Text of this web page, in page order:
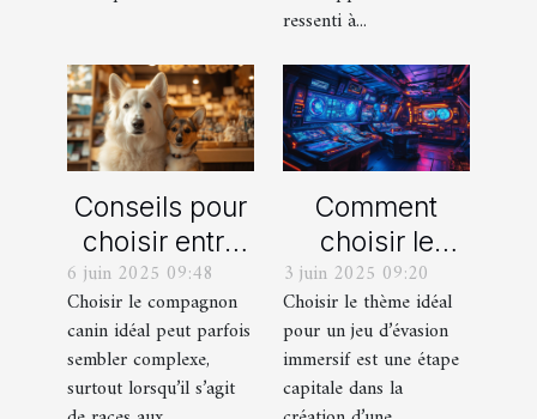
ressenti à...
Conseils pour
choisir entre
un berger
blanc suisse
et un berger
américain
6 juin 2025 09:48
Choisir le compagnon
canin idéal peut parfois
sembler complexe,
surtout lorsqu’il s’agit
Comment
choisir le
thème parfait
pour votre
prochain jeu
d'évasion
3 juin 2025 09:20
Choisir le thème idéal
pour un jeu d’évasion
immersif est une étape
capitale dans la